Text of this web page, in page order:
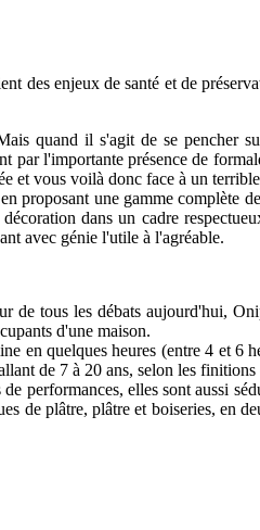
des enjeux de santé et de
quand il s'agit de se pencher
par l'importante présence de
et vous voilà donc face à un
proposant une gamme complète
dans un cadre
avec génie l'utile à l'agréable.
tous les débats aujourd'hui,
d'une maison.
en quelques heures (entre 4 et 6
de 7 à 20 ans, selon les finitions
performances, elles sont aussi
de plâtre, plâtre et boiseries, en